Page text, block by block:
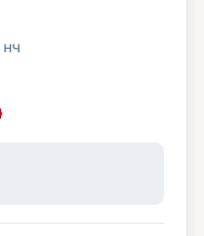
нч